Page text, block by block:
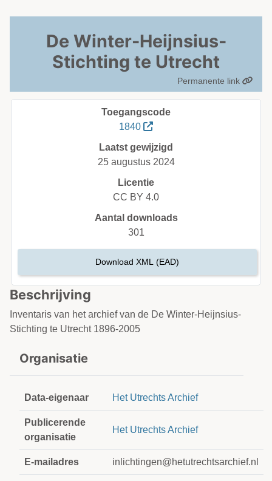
De Winter-Heijnsius-
Stichting te Utrecht
Permanente link
Beschrijving
Inventaris van het archief van de De Winter-Heijnsius-
Stichting te Utrecht 1896-2005
Organisatie
Data-eigenaar Het Utrechts Archief
Publicerende
organisatie
Het Utrechts Archief
E-mailadres inlichtingen@hetutrechtsarchief.nl
Toegangscode
1840
Laatst gewijzigd
25 augustus 2024
Licentie
CC BY 4.0
Aantal downloads
301
Download XML (EAD)